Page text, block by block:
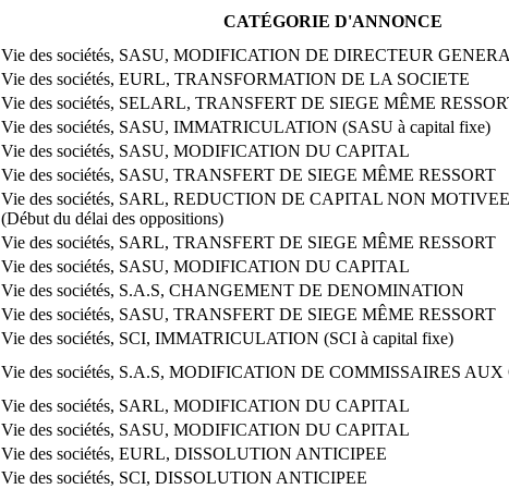
CATÉGORIE D'ANNONCE
Vie des sociétés, SASU, MODIFICATION DE DIRECTEUR
Vie des sociétés, EURL, TRANSFORMATION DE LA SOCIETE
Vie des sociétés, SELARL, TRANSFERT DE SIEGE MÊME
Vie des sociétés, SASU, IMMATRICULATION (SASU à capital fixe)
Vie des sociétés, SASU, MODIFICATION DU CAPITAL
Vie des sociétés, SASU, TRANSFERT DE SIEGE MÊME RESSORT
Vie des sociétés, SARL, REDUCTION DE CAPITAL NON
(Début du délai des oppositions)
Vie des sociétés, SARL, TRANSFERT DE SIEGE MÊME RESSORT
Vie des sociétés, SASU, MODIFICATION DU CAPITAL
Vie des sociétés, S.A.S, CHANGEMENT DE DENOMINATION
Vie des sociétés, SASU, TRANSFERT DE SIEGE MÊME RESSORT
Vie des sociétés, SCI, IMMATRICULATION (SCI à capital fixe)
Vie des sociétés, S.A.S, MODIFICATION DE COMMISSAIRES AUX
Vie des sociétés, SARL, MODIFICATION DU CAPITAL
Vie des sociétés, SASU, MODIFICATION DU CAPITAL
Vie des sociétés, EURL, DISSOLUTION ANTICIPEE
Vie des sociétés, SCI, DISSOLUTION ANTICIPEE